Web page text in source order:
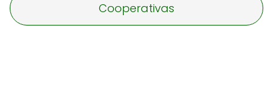
Cooperativas